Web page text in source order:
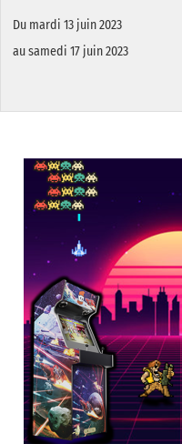
Du mardi 13 juin 2023
au samedi 17 juin 2023